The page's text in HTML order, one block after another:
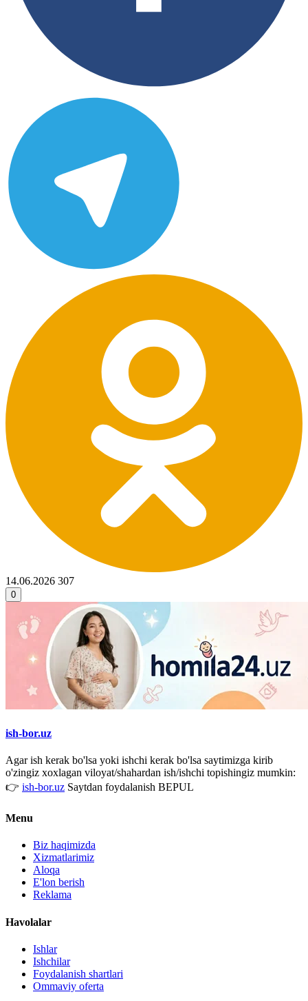
14.06.2026 307
0
ish-bor.uz
Agar ish kerak bo'lsa yoki ishchi kerak bo'lsa saytimizga kirib
o'zingiz xoxlagan viloyat/shahardan ish/ishchi topishingiz mumkin:
👉 ish-bor.uz Saytdan foydalanish BEPUL
Menu
Biz haqimizda
Xizmatlarimiz
Aloqa
E'lon berish
Reklama
Havolalar
Ishlar
Ishchilar
Foydalanish shartlari
Ommaviy oferta